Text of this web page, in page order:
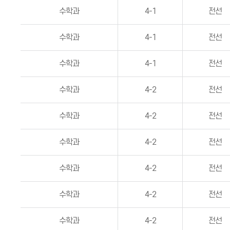
수학과 4-1 전선
수학과 4-1 전선
수학과 4-1 전선
수학과 4-2 전선
수학과 4-2 전선
수학과 4-2 전선
수학과 4-2 전선
수학과 4-2 전선
수학과 4-2 전선